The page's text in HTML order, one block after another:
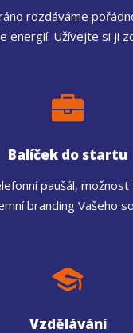
rozdáváme
energií. Užívejte si ji
Balíček do startu
paušál,
branding Vašeho
Vzdělávání